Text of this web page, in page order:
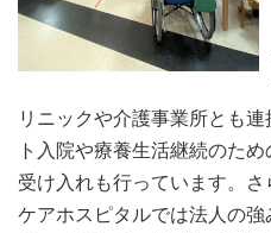
リニックや介護事業所とも
ト入院や療養生活継続のた
受け入れも行っています。
ケアホスピタルでは法人の